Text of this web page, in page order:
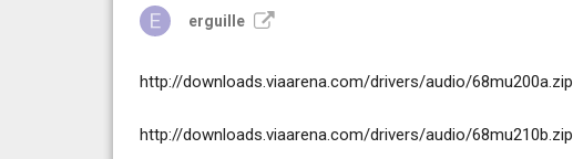
erguille
http://downloads.viaarena.com/drivers/audio/68mu200a.zip
http://downloads.viaarena.com/drivers/audio/68mu210b.zip